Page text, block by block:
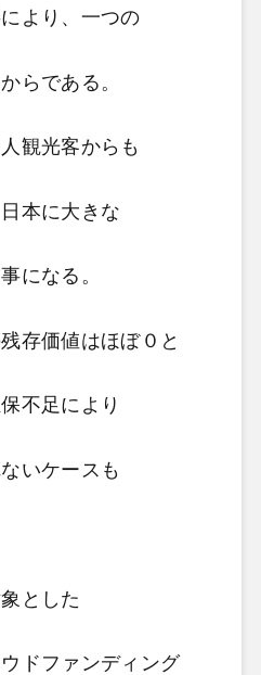
より、一つの
らである。
観光客からも
本に大きな
になる。
存価値はほぼ０と
不足により
いケースも
とした
ドファンディング